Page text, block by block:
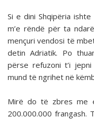
Si e dini Shqipëria
m’e rëndë për ta
mençuri vendosi të
detin Adriatik. Po
përse refuzoni t’i
mund të ngrihet në
Mirë do të zbres me
200.000.000 frangash.